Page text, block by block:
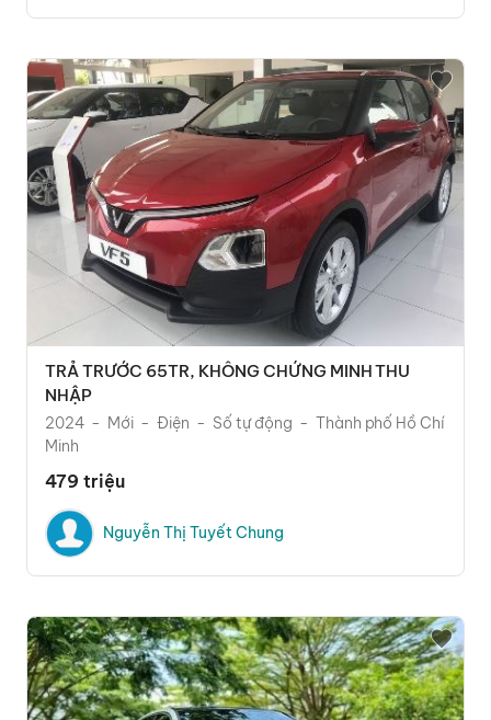
TRẢ TRƯỚC 65TR, KHÔNG CHỨNG MINH THU
NHẬP
2024 Mới Điện Số tự động
Thành phố Hồ Chí
Minh
479 triệu
Nguyễn Thị Tuyết Chung